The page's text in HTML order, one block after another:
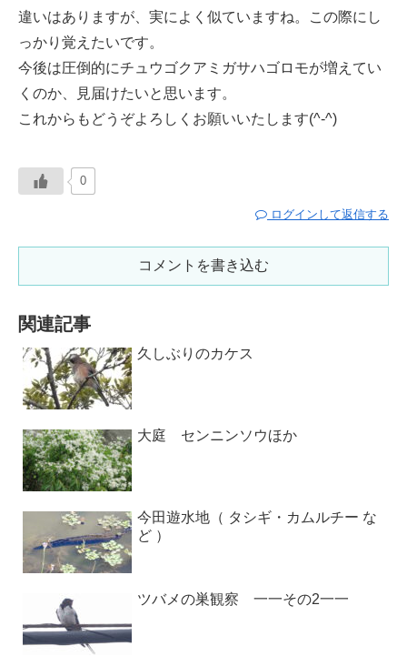
違いはありますが、実によく似ていますね。この際にし
っかり覚えたいです。
今後は圧倒的にチュウゴクアミガサハゴロモが増えてい
くのか、見届けたいと思います。
これからもどうぞよろしくお願いいたします(^-^)
0
ログインして返信する
コメントを書き込む
関連記事
久しぶりのカケス
大庭 センニンソウほか
今田遊水地（ タシギ・カムルチー な
ど ）
ツバメの巣観察 一一その2一一